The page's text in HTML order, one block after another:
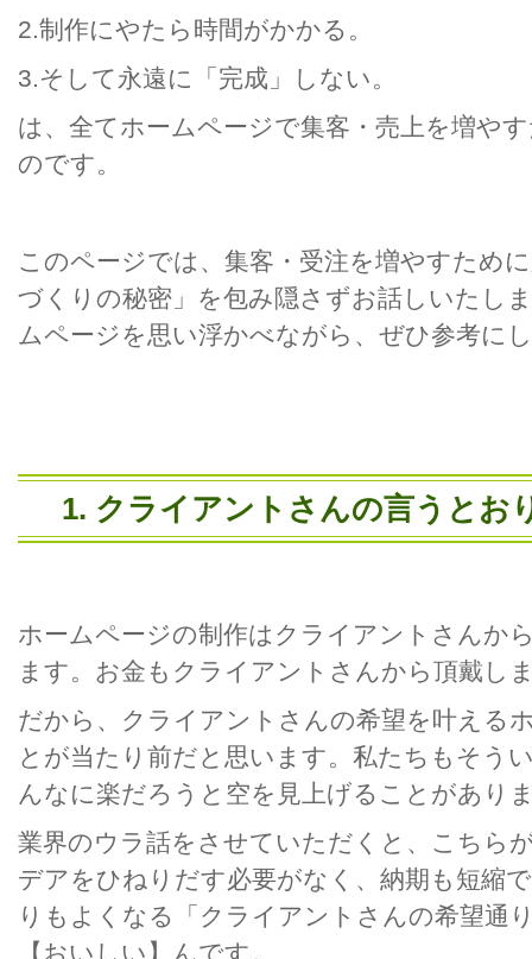
2.制作にやたら時間がかかる。
3.そして永遠に「完成」しない。
は、全てホームページで集客・売上を増や
のです。
このページでは、集客・受注を増やすため
づくりの秘密」を包み隠さずお話しいたし
ムページを思い浮かべながら、ぜひ参考に
1. クライアントさんの言うとお
ホームページの制作はクライアントさんか
ます。お金もクライアントさんから頂戴し
だから、クライアントさんの希望を叶える
とが当たり前だと思います。私たちもそう
んなに楽だろうと空を見上げることがあり
業界のウラ話をさせていただくと、こちら
デアをひねりだす必要がなく、納期も短縮
りもよくなる「クライアントさんの希望通
【おいしい】んです。